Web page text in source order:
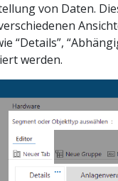
von Daten.
“Details”,
werden.